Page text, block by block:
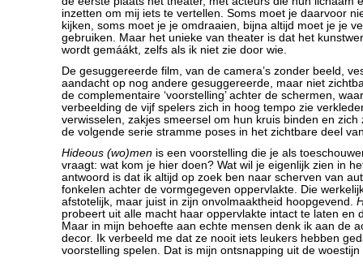
inzetten om mij iets te vertellen. Soms moet je daarvoor
kijken, soms moet je je omdraaien, bijna altijd moet je je
gebruiken. Maar het unieke van theater is dat het
wordt gemáákt, zelfs als ik niet zie door wie.
De gesuggereerde film, van de camera’s zonder beeld,
aandacht op nog andere gesuggereerde, maar niet
de complementaire ‘voorstelling’ achter de schermen,
verbeelding de vijf spelers zich in hoog tempo zie
verwisselen, zakjes smeersel om hun kruis binden en zich
de volgende serie stramme poses in het zichtbare deel
Hideous (wo)men is een voorstelling die je als
vraagt: wat kom je hier doen? Wat wil je eigenlijk zien in
antwoord is dat ik altijd op zoek ben naar scherven van
fonkelen achter de vormgegeven oppervlakte. Die
afstotelijk, maar juist in zijn onvolmaaktheid hoopgevend.
probeert uit alle macht haar oppervlakte intact te laten en
Maar in mijn behoefte aan echte mensen denk ik aan de
decor. Ik verbeeld me dat ze nooit iets leukers hebben
voorstelling spelen. Dat is mijn ontsnapping uit de